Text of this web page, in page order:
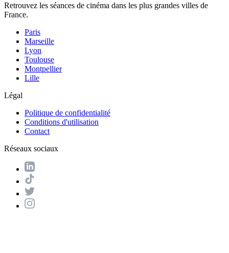
Retrouvez les séances de cinéma dans les plus grandes villes de
France.
Paris
Marseille
Lyon
Toulouse
Montpellier
Lille
Légal
Politique de confidentialité
Conditions d'utilisation
Contact
Réseaux sociaux